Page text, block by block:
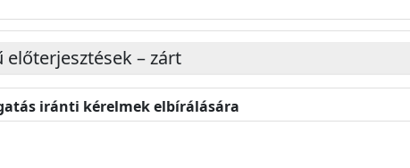
– zárt
iránti kérelmek elbírálására